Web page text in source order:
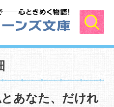
あなた、だけれ